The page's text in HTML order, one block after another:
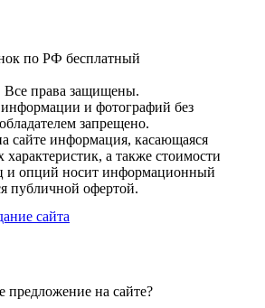
по РФ бесплатный
права защищены.
и фотографий без
запрещено.
сайте информация, касающаяся
характеристик, а также стоимости
и опций носит информационный
публичной офертой.
сайта
на сайте?